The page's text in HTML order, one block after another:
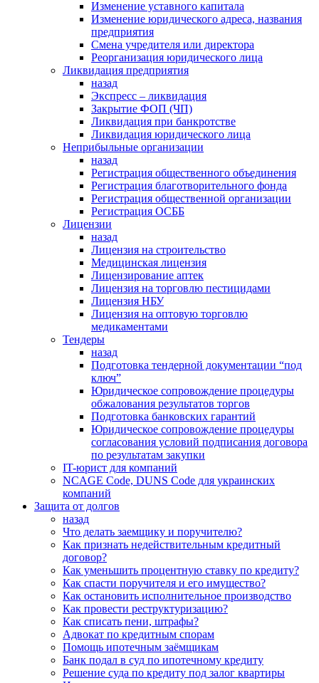
Изменение уставного капитала
Изменение юридического адреса, названия
предприятия
Смена учредителя или директора
Реорганизация юридического лица
Ликвидация предприятия
назад
Экспресс – ликвидация
Закрытие ФОП (ЧП)
Ликвидация при банкротстве
Ликвидация юридического лица
Неприбыльные организации
назад
Регистрация общественного объединения
Регистрация благотворительного фонда
Регистрация общественной организации
Регистрация ОСББ
Лицензии
назад
Лицензия на строительство
Медицинская лицензия
Лицензирование аптек
Лицензия на торговлю пестицидами
Лицензия НБУ
Лицензия на оптовую торговлю
медикаментами
Тендеры
назад
Подготовка тендерной документации “под
ключ”
Юридическое сопровождение процедуры
обжалования результатов торгов
Подготовка банковских гарантий
Юридическое сопровождение процедуры
согласования условий подписания договора
по результатам закупки
IT-юрист для компаний
NCAGE Code, DUNS Code для украинских
компаний
Защита от долгов
назад
Что делать заемщику и поручителю?
Как признать недействительным кредитный
договор?
Как уменьшить процентную ставку по кредиту?
Как спасти поручителя и его имущество?
Как остановить исполнительное производство
Как провести реструктуризацию?
Как списать пени, штрафы?
Адвокат по кредитным спорам
Помощь ипотечным заёмщикам
Банк подал в суд по ипотечному кредиту
Решение суда по кредиту под залог квартиры